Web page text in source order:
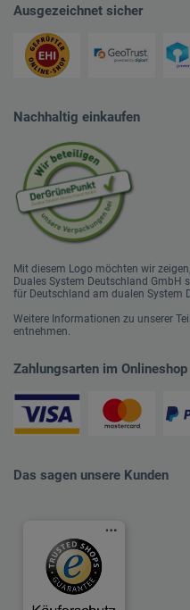
Ausgezeichnet sicher
Nachhaltig einkaufen
Mit diesem Logo möchten wir
Duales System Deutschland GmbH
für Deutschland am dualen System
Weitere Informationen zu unserer
entnehmen.
Zahlungsarten im Onlineshop
Das sagen unsere Kunden